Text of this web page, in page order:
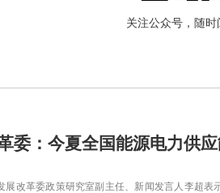
关注公众号，随
委：今夏全国能源电力供
改革委政策研究室副主任、新闻发言人李超表